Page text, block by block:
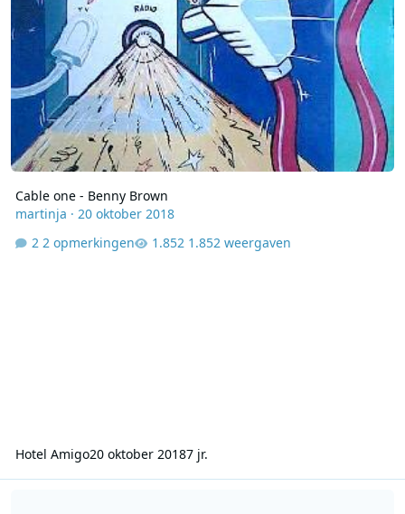
Cable one - Benny Brown
martinja · 20 oktober 2018
2 opmerkingen
1.852 weergaven
Hotel Amigo20 oktober 20187 jr.